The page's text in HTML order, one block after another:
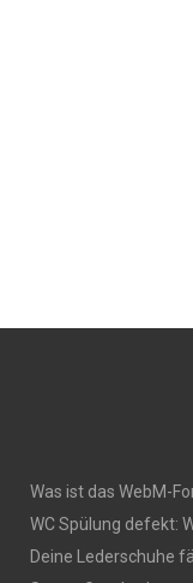
Was ist das WebM-
WC Spülung defekt:
Deine Lederschuhe